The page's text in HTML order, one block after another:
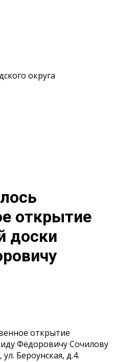
округа
открытие
доски
открытие
Фёдоровичу Сочилову
Бероунская, д.4.